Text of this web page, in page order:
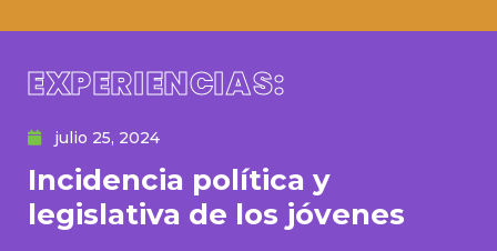
EXPERIENCIAS:
julio 25, 2024
Incidencia política y
legislativa de los jóvenes